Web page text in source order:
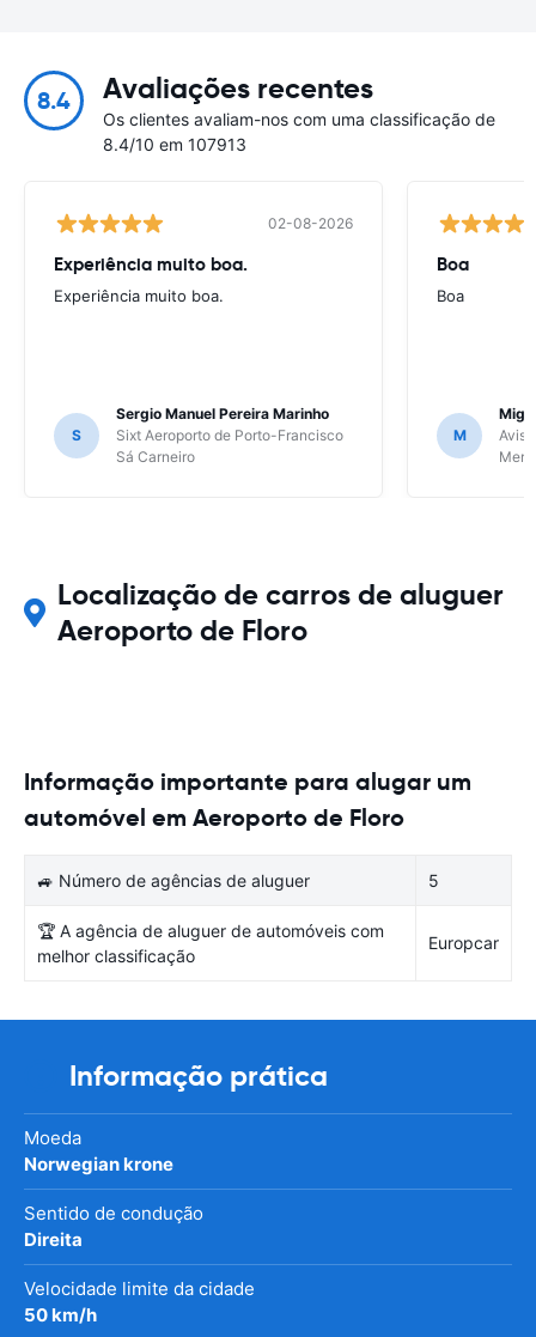
8.4 Avaliações recentes
Os clientes avaliam-nos com uma classificação de
8.4/10 em 107913
02-08-2026
Experiência muito boa.
Experiência muito boa.
S
Sergio Manuel Pereira Marinho
Sixt Aeroporto de Porto-Francisco
Sá Carneiro
Boa
Boa
M
Avis
Localização de carros de aluguer
Aeroporto de Floro
Informação importante para alugar um
automóvel em Aeroporto de Floro
🚙 Número de agências de aluguer 5
🏆 A agência de aluguer de automóveis com
melhor classificação
Europcar
Informação prática
Moeda
Norwegian krone
Sentido de condução
Direita
Velocidade limite da cidade
50 km/h